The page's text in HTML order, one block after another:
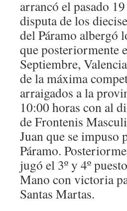
arrancó el pasado
disputa de los
del Páramo albergó
que posteriormente
Septiembre,
de la máxima
arraigados a la
10:00 horas con al
de Frontenis
Juan que se impuso
Páramo.
jugó el 3º y 4º
Mano con victoria
Santas Martas.